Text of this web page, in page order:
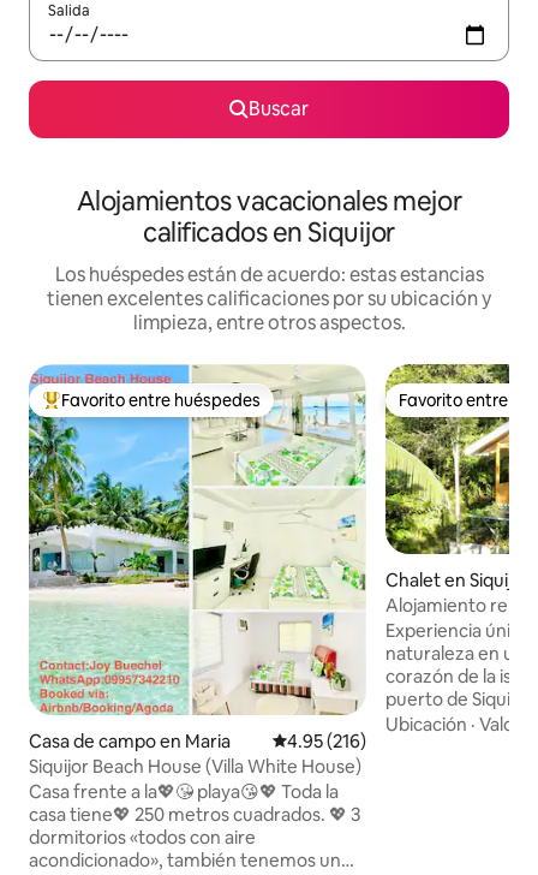
Salida
Buscar
Alojamientos vacacionales mejor
calificados en Siquijor
Los huéspedes están de acuerdo: estas estancias
tienen excelentes calificaciones por su ubicación y
limpieza, entre otros aspectos.
De los mejores en Favorito entre huéspedes
Favorito entre huéspedes
Casa de campo en Maria Calificación promedio: 4.95 de
4.95 (216)
Siquijor Beach House (Villa White House)
Casa frente a la💖😘 playa😘💖 Toda la
casa tiene💖 250 metros cuadrados. 💖 3
dormitorios «todos con aire
acondicionado», también tenemos un
Favorito entre
Favorito entre
Chalet en Siquijor
Alojamiento
secreta con
Experiencia única
naturaleza en una
corazón de la isla
puerto de Siquijor). •
STARLINK de
Ubicación ·Valor